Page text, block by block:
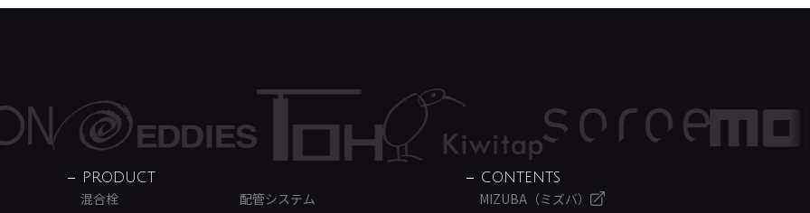
PRODUCT
混合栓
配管システム
CONTENTS
MIZUBA（ミズバ）